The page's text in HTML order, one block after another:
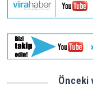
Önceki